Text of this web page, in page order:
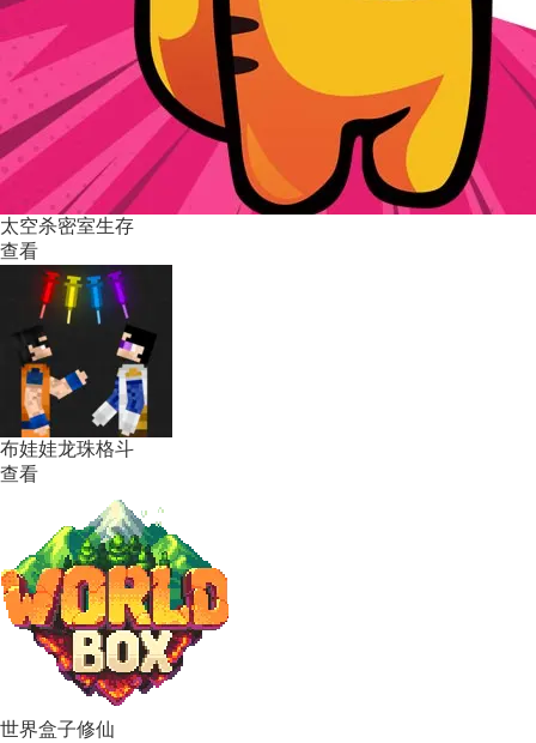
太空杀密室生存
查看
布娃娃龙珠格斗
查看
世界盒子修仙